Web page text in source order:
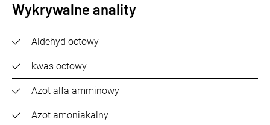
Wykrywalne anality
Aldehyd octowy
kwas octowy
Azot alfa amminowy
Azot amoniakalny